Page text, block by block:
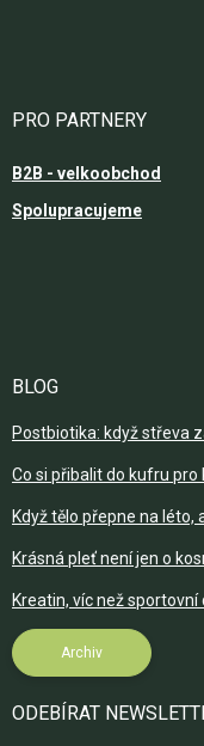
PRO PARTNERY
B2B - velkoobchod
Spolupracujeme
BLOG
Postbiotika: když střeva
Co si přibalit do kufru pro
Když tělo přepne na léto,
Krásná pleť není jen o
Kreatin, víc než sportovní
Archiv
ODEBÍRAT